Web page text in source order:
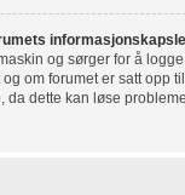
og sørger for å
om forumet er satt
dette kan løse